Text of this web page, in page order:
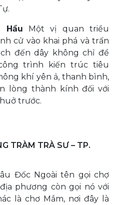
Hầu Một vị quan triều
cử vào khai phá và trấn
đến dây không chỉ để
trình kiến trúc tiêu
khí yên ả, thanh bình,
lòng thành kính đối với
trước.
TRÀM TRÀ SƯ – TP.
Đốc Ngoài tên gọi chợ
phương còn gọi nó với
là chơ Mắm, nơi đây là